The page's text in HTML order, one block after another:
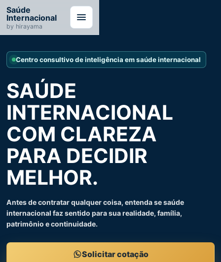
Saúde
Internacional
by hirayama
Centro consultivo de inteligência em saúde internacional
SAÚDE
INTERNACIONAL
COM CLAREZA
PARA DECIDIR
MELHOR.
Antes de contratar qualquer coisa, entenda se saúde
internacional faz sentido para sua realidade, família,
patrimônio e continuidade.
Solicitar cotação